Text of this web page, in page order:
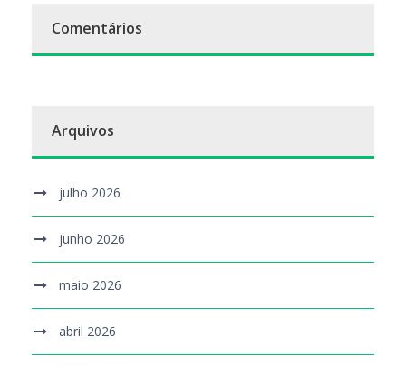
Comentários
Arquivos
julho 2026
junho 2026
maio 2026
abril 2026